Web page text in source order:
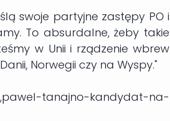
swoje partyjne zastępy PO i
To absurdalne, żeby takie
w Unii i rządzenie wbrew
Norwegii czy na Wyspy."
tanajno-kandydat-na-